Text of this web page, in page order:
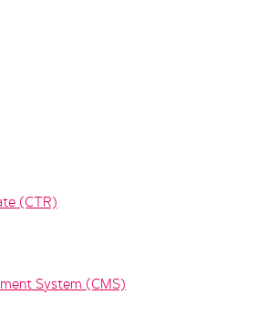
(CTR)
System (CMS)